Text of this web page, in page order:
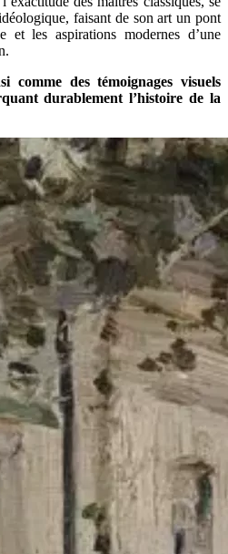
faisant de son art un pont
et les aspirations modernes d’une
comme des témoignages visuels
durablement l’histoire de la